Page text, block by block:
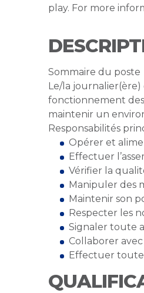
play. For more
Sommaire du poste
Le/la
fonctionnement
maintenir un
Responsabilités
Opérer et
Effectuer
Vérifier la
Manipuler des
Maintenir son
Respecter les
Signaler toute
Collaborer
Effectuer